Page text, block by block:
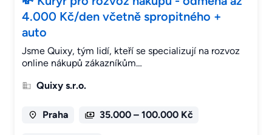
4.000 Kč/den včetně spropitného +
auto
Jsme Quixy, tým lidí, kteří se specializují na rozvoz
online nákupů zákazníkům…
Quixy s.r.o.
Praha 35.000 – 100.000 Kč